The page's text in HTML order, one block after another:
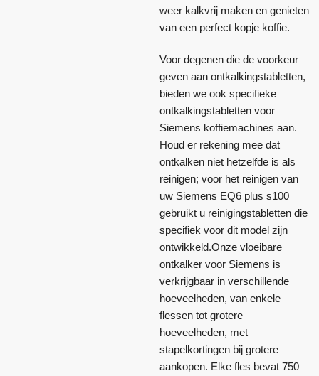
weer kalkvrij maken en genieten
van een perfect kopje koffie.
Voor degenen die de voorkeur
geven aan ontkalkingstabletten,
bieden we ook specifieke
ontkalkingstabletten voor
Siemens koffiemachines aan.
Houd er rekening mee dat
ontkalken niet hetzelfde is als
reinigen; voor het reinigen van
uw Siemens EQ6 plus s100
gebruikt u reinigingstabletten die
specifiek voor dit model zijn
ontwikkeld.Onze vloeibare
ontkalker voor Siemens is
verkrijgbaar in verschillende
hoeveelheden, van enkele
flessen tot grotere
hoeveelheden, met
stapelkortingen bij grotere
aankopen. Elke fles bevat 750